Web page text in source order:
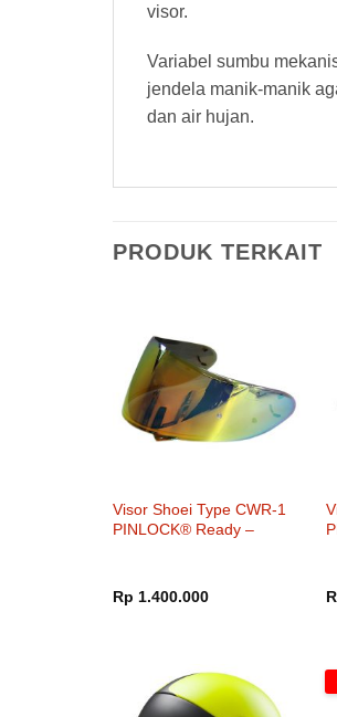
visor.
Variabel sumbu
jendela manik-manik
dan air hujan.
PRODUK TERKAIT
Visor Shoei Type CWR-1
PINLOCK® Ready –
Rp 1.400.000